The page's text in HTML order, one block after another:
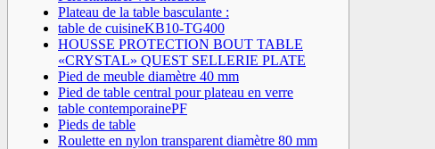
Plateau de la table basculante :
table de cuisineKB10-TG400
HOUSSE PROTECTION BOUT TABLE
«CRYSTAL» QUEST SELLERIE PLATE
Pied de meuble diamètre 40 mm
Pied de table central pour plateau en verre
table contemporainePF
Pieds de table
Roulette en nylon transparent diamètre 80 mm